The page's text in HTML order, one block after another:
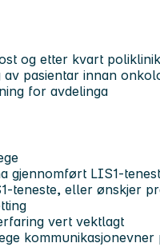
og etter kvart
pasientar innan
for avdelinga
gjennomført LIS1-
teneste, eller ønskjer
vert vektlagt
kommunikasjonevner